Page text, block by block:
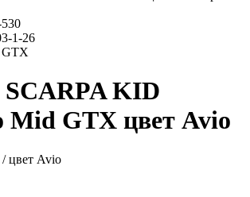
1-26
KID
Mid GTX цвет Avio
/ цвет Avio